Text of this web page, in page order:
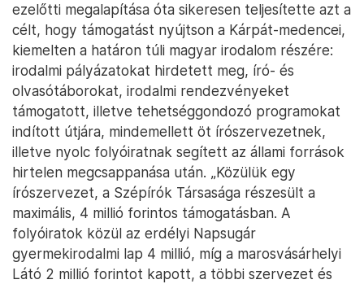
ezelőtti megalapítása óta sikeresen teljesítette azt a
célt, hogy támogatást nyújtson a Kárpát-medencei,
kiemelten a határon túli magyar irodalom részére:
irodalmi pályázatokat hirdetett meg, író- és
olvasótáborokat, irodalmi rendezvényeket
támogatott, illetve tehetséggondozó programokat
indított útjára, mindemellett öt írószervezetnek,
illetve nyolc folyóiratnak segített az állami források
hirtelen megcsappanása után. „Közülük egy
írószervezet, a Szépírók Társasága részesült a
maximális, 4 millió forintos támogatásban. A
folyóiratok közül az erdélyi Napsugár
gyermekirodalmi lap 4 millió, míg a marosvásárhelyi
Látó 2 millió forintot kapott, a többi szervezet és